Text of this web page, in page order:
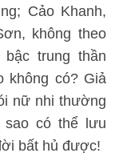
Cảo Khanh,
không theo
trung thần
không có? Giả
nữ nhi thường
có thể lưu
bất hủ được!